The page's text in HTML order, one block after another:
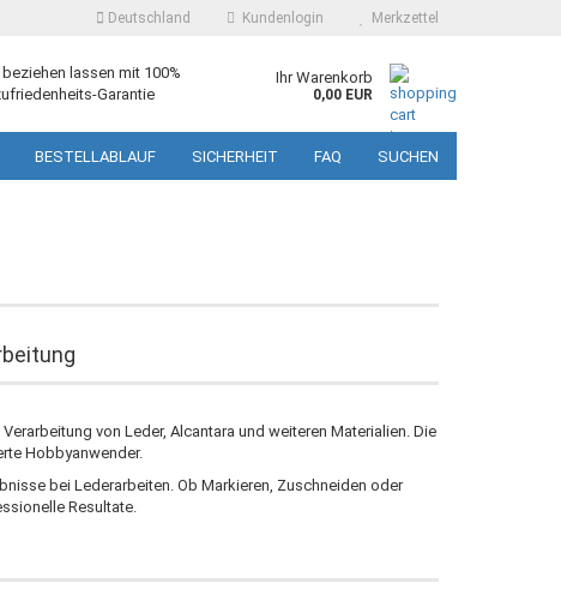
Deutschland Kundenlogin Merkzettel
lassen mit 100%
Garantie
Ihr Warenkorb
0,00 EUR
BESTELLABLAUF SICHERHEIT FAQ SUCHEN
von Leder, Alcantara und weiteren Materialien. Die
Hobbyanwender.
bei Lederarbeiten. Ob Markieren, Zuschneiden oder
Resultate.